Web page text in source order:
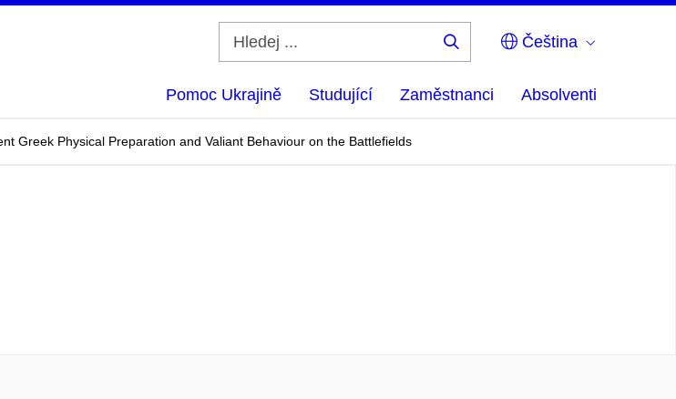
Čeština
Pomoc Ukrajině Studující Zaměstnanci Absolventi
Greek Physical Preparation and Valiant Behaviour on the Battlefields